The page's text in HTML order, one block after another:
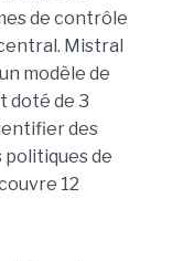
de contrôle
Mistral
modèle de
doté de 3
des
politiques de
12